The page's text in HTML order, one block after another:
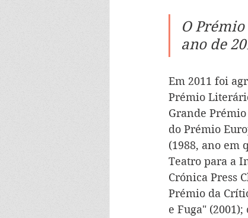
O
ano de
Em 2011 foi
Prémio
Grande
do Prémio
(1988, ano em
Teatro para a
Crónica Press
Prémio da
e Fuga"